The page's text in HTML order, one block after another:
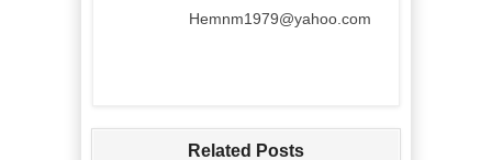
Hemnm1979@yahoo.com
Related Posts